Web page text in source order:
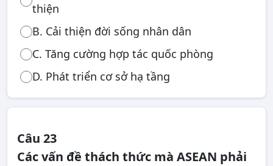
thiện
B. Cải thiện đời sống nhân dân
C. Tăng cường hợp tác quốc phòng
D. Phát triển cơ sở hạ tầng
Câu 23
Các vấn đề thách thức mà ASEAN phải